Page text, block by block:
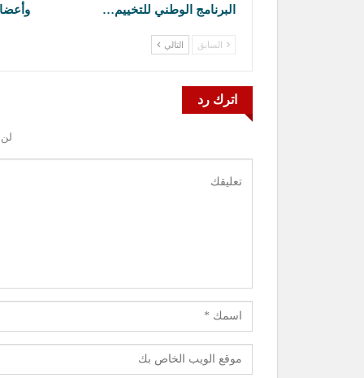
البرنامج الوطني للتخييم…
السابق التالي
اترك رد